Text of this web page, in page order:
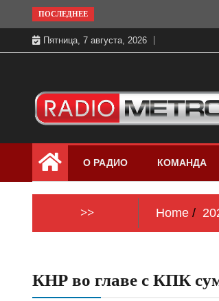
to
content
ПОСЛЕДНЕЕ
Пятница, 7 августа, 2026
Радио МЕТРО
бесплатно в хорошем качестве
Петербург и Россия
О РАДИО КОМАНДА
>> Home
КНР во главе с КПК